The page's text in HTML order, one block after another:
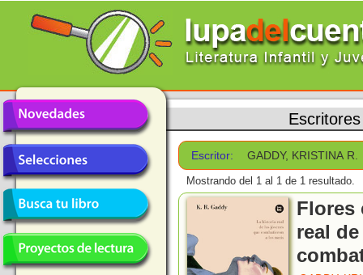
Escritores
Escritor: GADDY, KRISTINA R.
Mostrando del 1 al 1 de 1 resultado.
real